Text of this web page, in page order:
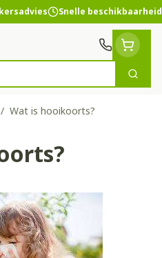
Snelle beschikbaarheid
Zoek
/ Wat is hooikoorts?